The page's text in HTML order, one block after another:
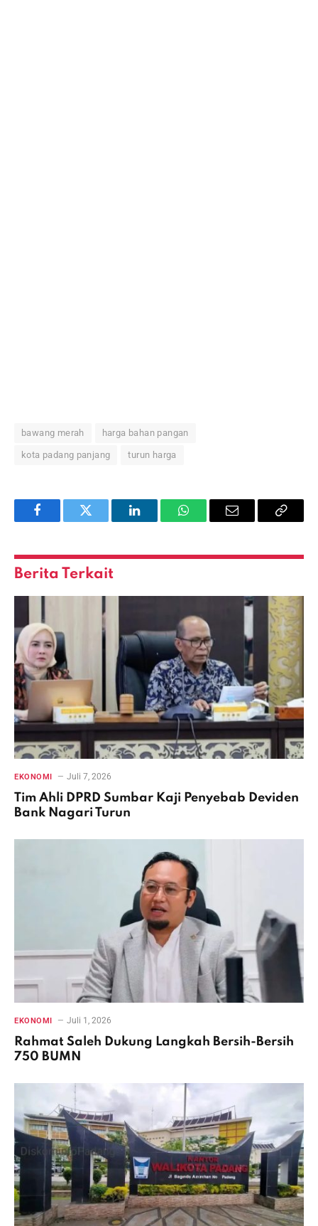
bawang merah harga bahan pangan
kota padang panjang turun harga
FacebookTwitter LinkedInWhatsAppEmail
Copy
Berita Terkait
EKONOMI Juli 7, 2026
Tim Ahli DPRD Sumbar Kaji Penyebab Deviden
Bank Nagari Turun
EKONOMI Juli 1, 2026
Rahmat Saleh Dukung Langkah Bersih-Bersih
750 BUMN